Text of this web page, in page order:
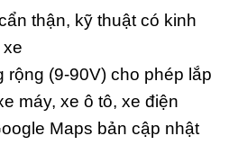
thận, kỹ thuật có kinh
xe
rộng (9-90V) cho phép lắp
máy, xe ô tô, xe điện
Maps bản cập nhật